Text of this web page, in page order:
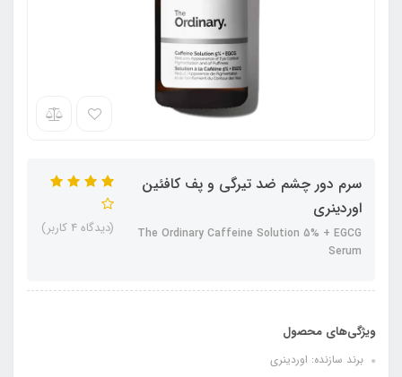
سرم دور چشم ضد تیرگی و پف کافئین
اوردینری
The Ordinary Caffeine Solution 5% + EGCG
Serum
(دیدگاه 4 کاربر)
ویژگی‌های محصول
برند سازنده: اوردینری